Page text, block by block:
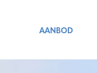
AANBOD